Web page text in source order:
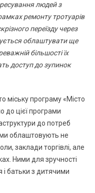
людей з
ремонту тротуарів
переїзду через
облаштувати ще
більшості їх
доступ до зупинок
міську програму «Місто
до цієї програми
до потреб
облаштовують не
заклади торгівлі, але
Ними для зручності
і батьки з дитячими